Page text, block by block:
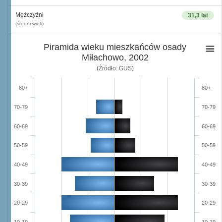
31,3 lat
Mężczyźni
(średni wiek)
Piramida wieku mieszkańców osady
Miłachowo, 2002
(Źródło: GUS)
20-29
30-39
40-49
50-59
60-69
70-79
80+
20-29
30-39
40-49
50-59
60-69
70-79
80+